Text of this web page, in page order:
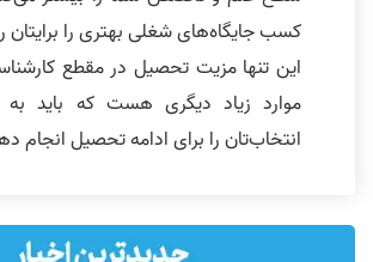
کسب جایگاه‌های شغلی بهتری را برایتان
این تنها مزیت تحصیل در مقطع
موارد زیاد دیگری هست که باید به
انتخاب‌تان را برای ادامه تحصیل انجام